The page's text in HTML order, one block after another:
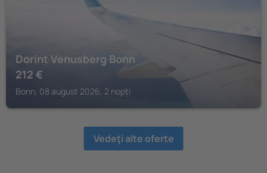
Dorint Venusberg Bonn
212 €
Bonn, 08 august 2026, 2 nopți
Vedeţi alte oferte